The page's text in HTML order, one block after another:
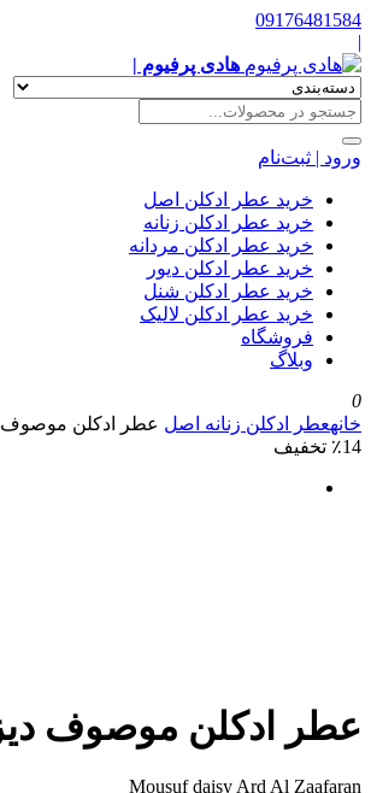
09176481584
|
هادی پرفیوم |
ورود | ثبت‌نام
خرید عطر ادکلن اصل
خرید عطر ادکلن زنانه
خرید عطر ادکلن مردانه
خرید عطر ادکلن دیور
خرید عطر ادکلن شنل
خرید عطر ادکلن لالیک
فروشگاه
وبلاگ
0
خانهعطر ادکلن زنانه اصل عطر ادکلن موصوف
٪14 تخفیف
عطر ادکلن موصوف
Mousuf daisy Ard Al Zaafaran